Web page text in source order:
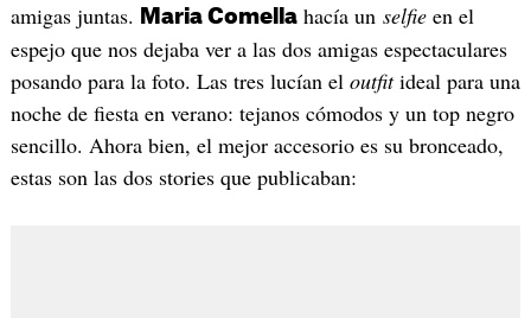
amigas juntas.
Maria Comellahacía un selfie en el
espejo que nos dejaba ver a las dos amigas espectaculares
posando para la foto. Las tres lucían el outfitideal para una
noche de fiesta en verano: tejanos cómodos y un top negro
sencillo. Ahora bien, el mejor accesorio es su bronceado,
estas son las dos stories que publicaban: